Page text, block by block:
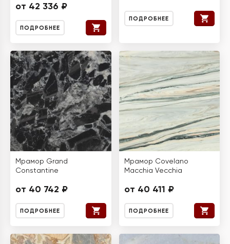
от 42 336 ₽
ПОДРОБНЕЕ
ПОДРОБНЕЕ
Мрамор Grand
Constantine
от 40 742 ₽
ПОДРОБНЕЕ
Мрамор Covelano
Macchia Vecchia
от 40 411 ₽
ПОДРОБНЕЕ